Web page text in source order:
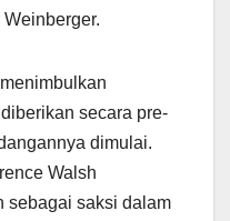
secara pre-
dimulai.
Walsh
sebagai saksi dalam